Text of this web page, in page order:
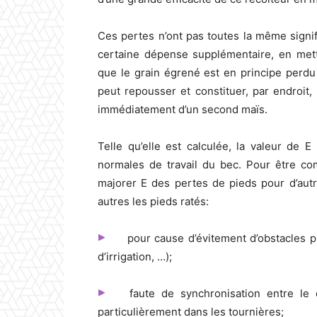
Ces pertes n’ont pas toutes la même
certaine dépense supplémentaire, en
que le grain égrené est en principe
peut repousser et constituer, par
immédiatement d’un second maïs.
Telle qu’elle est calculée, la valeur de
normales de travail du bec. Pour être
majorer E des pertes de pieds pour
autres les pieds ratés:
pour cause d’évitement
d’irrigation, …);
faute de synchronisation entre le
particulièrement dans les tournières;